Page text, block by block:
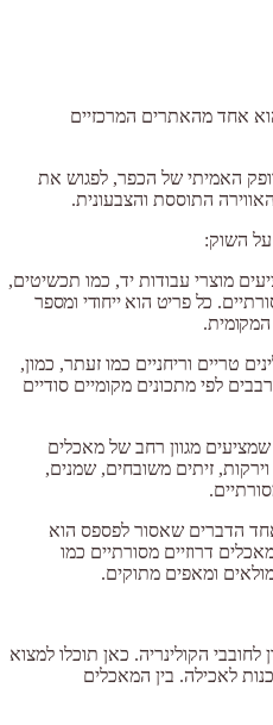
אחד מהאתרים המרכזיים
האמיתי של הכפר, לפגוש את
התוססת והצבעונית.
השוק:
מוצרי עבודות יד, כמו תכשיטים,
כל פריט הוא ייחודי ומספר
טריים וריחניים כמו זעתר, כמון,
לפי מתכונים מקומיים סודיים
מגוון רחב של מאכלים
זיתים משובחים, שמנים,
הדברים שאסור לפספס הוא
דרוזיים מסורתיים כמו
ומאפים מתוקים.
הקולינריה. כאן תוכלו למצוא
לאכילה. בין המאכלים